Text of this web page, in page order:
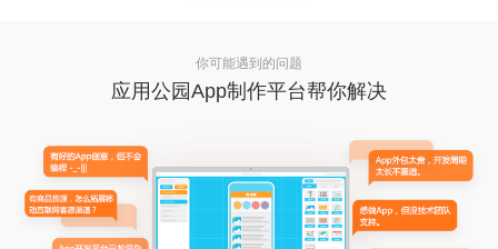
你可能遇到的问题
应用公园App制作平台帮你解决